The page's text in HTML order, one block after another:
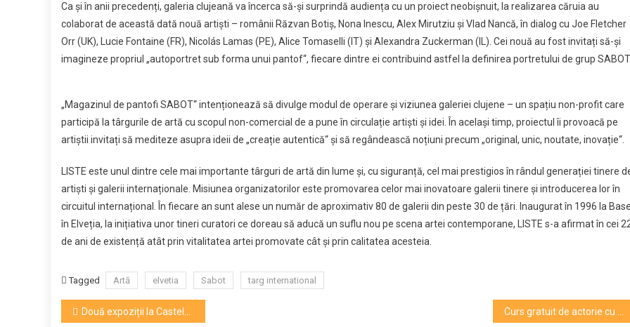
târg
de
artă
în
Ca și în anii precedenți, galeria clujeană va încerca să-și surprindă audiența cu un proiect neobișnuit, la realizarea căruia au
colaborat de această dată nouă artiști – românii Răzvan Botiș, Nona Inescu, Alex Mirutziu și Vlad Nancă, în dialog cu Joe Fletcher
Orr (UK), Lucie Fontaine (FR), Nicolás Lamas (PE), Alice Tomaselli (IT) și Alexandra Zuckerman (IL). Cei nouă au fost invitați să-și
imagineze propriul „autoportret sub forma unui pantof“, fiecare dintre ei contribuind astfel la definirea portretului de grup SABOT.
„Magazinul de pantofi SABOT“ intenționează să divulge modul de operare și viziunea galeriei clujene – un spațiu non-profit care
participă la târgurile de artă cu scopul non-comercial de a pune în circulație artiști și idei. În același timp, proiectul îi provoacă pe
artiștii invitați să mediteze asupra ideii de „creație autentică“ și să regândească noțiuni precum „original, unic, noutate, inovație“.
LISTE este unul dintre cele mai importante târguri de artă din lume și, cu siguranță, cel mai prestigios în rândul generației tinere
artiști și galerii internaționale. Misiunea organizatorilor este promovarea celor mai inovatoare galerii tinere și introducerea lor în
circuitul internațional. În fiecare an sunt alese un număr de aproximativ 80 de galerii din peste 30 de țări. Inaugurat în 1996 la
în Elveția, la inițiativa unor tineri curatori ce doreau să aducă un suflu nou pe scena artei contemporane, LISTE s-a afirmat în cei
de ani de existență atât prin vitalitatea artei promovate cât și prin calitatea acesteia.
Tagged Artă elvetia Sabot targ international
Navigare
Două expoziții la Castelul de la Bonțida, de Ziua Mondială a Artei și Meșteșugului